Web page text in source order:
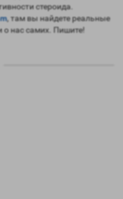
стероида.
, там вы найдете реальные
о нас самих. Пишите!